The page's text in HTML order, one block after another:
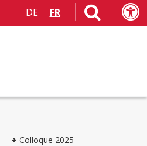
DE FR
Colloque 2025